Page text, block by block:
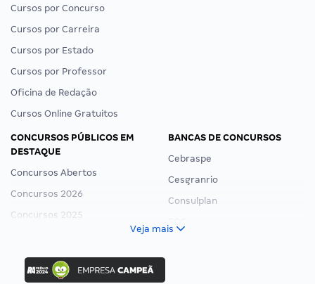
Cursos por Concurso
Cursos por Carreira
Cursos por Estado
Cursos por Professor
Oficina de Redação
Cursos Online Gratuitos
CONCURSOS PÚBLICOS EM
DESTAQUE
Concursos Abertos
Concursos 2026
Concursos 2025
Concurso Ibama
Concurso MPU
BANCAS DE CONCURSOS
Cebraspe
Cesgranrio
Consulplan
Veja mais